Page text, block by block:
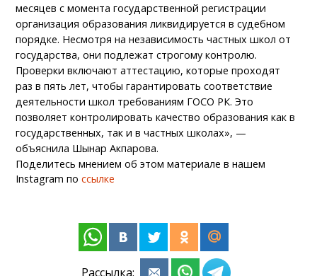
месяцев с момента государственной регистрации
организация образования ликвидируется в судебном
порядке. Несмотря на независимость частных школ от
государства, они подлежат строгому контролю.
Проверки включают аттестацию, которые проходят
раз в пять лет, чтобы гарантировать соответствие
деятельности школ требованиям ГОСО РК. Это
позволяет контролировать качество образования как в
государственных, так и в частных школах», —
объяснила Шынар Акпарова.
Поделитесь мнением об этом материале в нашем
Instagram поссылке
Рассылка: